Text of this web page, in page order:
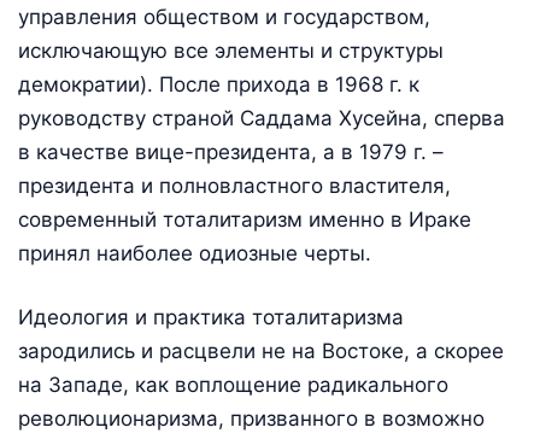
управления обществом и государством,
исключающую все элементы и структуры
демократии). После прихода в 1968 г. к
руководству страной Саддама Хусейна, сперва
в качестве вице-президента, а в 1979 г. –
президента и полновластного властителя,
современный тоталитаризм именно в Ираке
принял наиболее одиозные черты.
Идеология и практика тоталитаризма
зародились и расцвели не на Востоке, а скорее
на Западе, как воплощение радикального
революционаризма, призванного в возможно